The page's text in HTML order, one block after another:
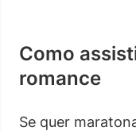
Como
romance
Se quer